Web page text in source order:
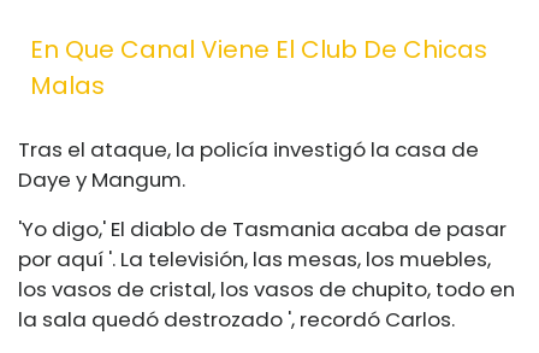
En Que Canal Viene El Club De Chicas
Malas
Tras el ataque, la policía investigó la casa de
Daye y Mangum.
'Yo digo,' El diablo de Tasmania acaba de pasar
por aquí '. La televisión, las mesas, los muebles,
los vasos de cristal, los vasos de chupito, todo en
la sala quedó destrozado ', recordó Carlos.